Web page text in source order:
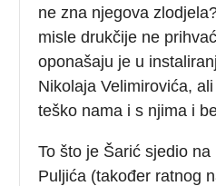
ne zna njegova
misle drukčije ne
oponašaju je u
Nikolaja Velimirovića,
teško nama i s njima i
To što je Šarić sjedio
Puljića (također ratnog